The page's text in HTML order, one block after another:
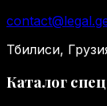
Тбилиси,
Каталог